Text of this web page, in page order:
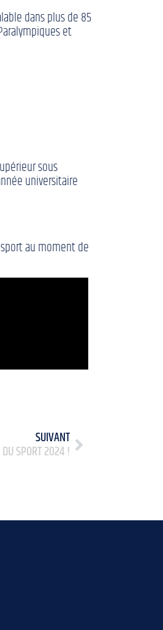
dans plus de 85
et
sous
universitaire
au moment de
SUIVANT
DU SPORT 2024 !